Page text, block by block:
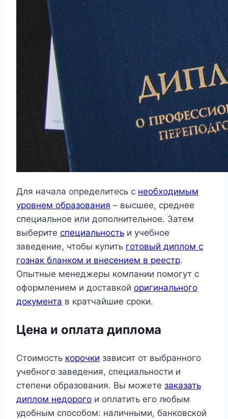
Для начала определитесь с необходимым
уровнем образования – высшее, среднее
специальное или дополнительное. Затем
выберите специальность и учебное
заведение, чтобы купить готовый диплом с
гознак бланком и внесением в реестр.
Опытные менеджеры компании помогут с
оформлением и доставкой оригинального
документа в кратчайшие сроки.
Цена и оплата диплома
Стоимость корочки зависит от выбранного
учебного заведения, специальности и
степени образования. Вы можете заказать
диплом недорого и оплатить его любым
удобным способом: наличными, банковской